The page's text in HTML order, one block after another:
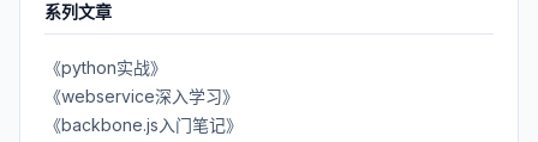
系列文章
《python实战》
《webservice深入学习》
《backbone.js入门笔记》